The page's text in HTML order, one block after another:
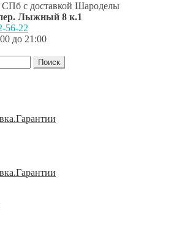
с доставкой Шароделы
Лыжный 8 к.1
56-22
до 21:00
Поиск